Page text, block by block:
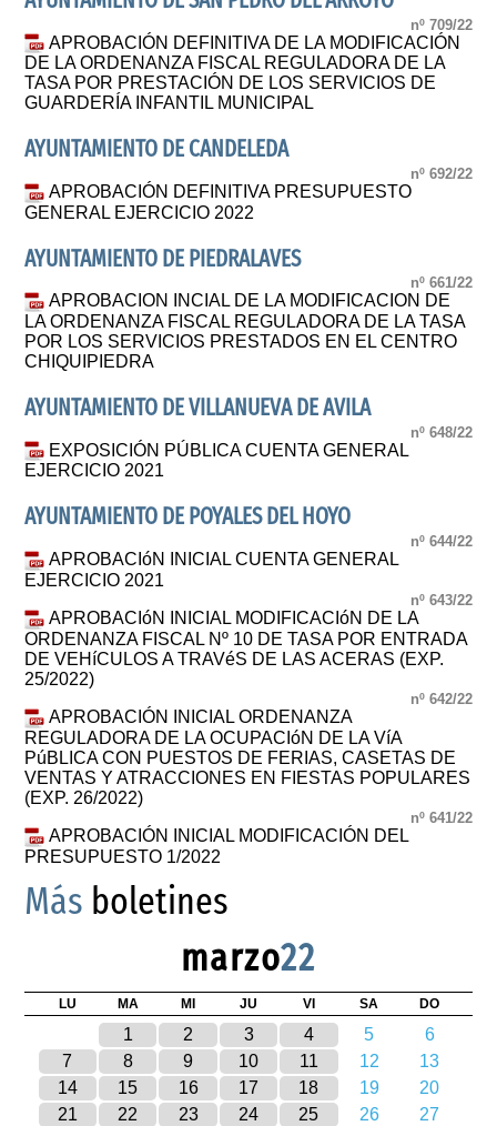
nº 709/22
APROBACIÓN DEFINITIVA DE LA MODIFICACIÓN
DE LA ORDENANZA FISCAL REGULADORA DE LA
TASA POR PRESTACIÓN DE LOS SERVICIOS DE
GUARDERÍA INFANTIL MUNICIPAL
AYUNTAMIENTO DE CANDELEDA
nº 692/22
APROBACIÓN DEFINITIVA PRESUPUESTO
GENERAL EJERCICIO 2022
AYUNTAMIENTO DE PIEDRALAVES
nº 661/22
APROBACION INCIAL DE LA MODIFICACION DE
LA ORDENANZA FISCAL REGULADORA DE LA TASA
POR LOS SERVICIOS PRESTADOS EN EL CENTRO
CHIQUIPIEDRA
AYUNTAMIENTO DE VILLANUEVA DE AVILA
nº 648/22
EXPOSICIÓN PÚBLICA CUENTA GENERAL
EJERCICIO 2021
AYUNTAMIENTO DE POYALES DEL HOYO
nº 644/22
APROBACIóN INICIAL CUENTA GENERAL
EJERCICIO 2021
nº 643/22
APROBACIóN INICIAL MODIFICACIóN DE LA
ORDENANZA FISCAL Nº 10 DE TASA POR ENTRADA
DE VEHíCULOS A TRAVéS DE LAS ACERAS (EXP.
25/2022)
nº 642/22
APROBACIÓN INICIAL ORDENANZA
REGULADORA DE LA OCUPACIóN DE LA VíA
PúBLICA CON PUESTOS DE FERIAS, CASETAS DE
VENTAS Y ATRACCIONES EN FIESTAS POPULARES
(EXP. 26/2022)
nº 641/22
APROBACIÓN INICIAL MODIFICACIÓN DEL
PRESUPUESTO 1/2022
Más boletines
marzo22
LU MA MI JU VI SA DO
1 2 3 4 5
6
7
8 9 10 11 12
13
14
15 16 17 18 19
20
21
22 23 24 25 26
27